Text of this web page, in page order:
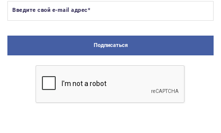
Введите свой e-mail адрес*
Подписаться